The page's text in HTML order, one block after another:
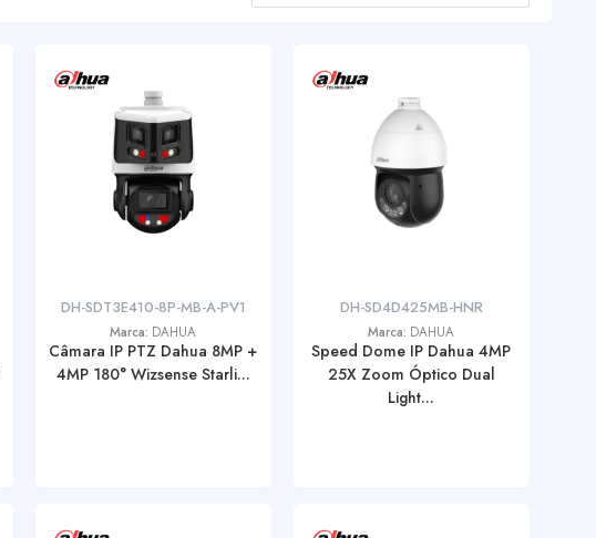
DH-SDT3E410-8P-MB-A-PV1
Marca: DAHUA
Câmara IP PTZ Dahua 8MP +
4MP 180° Wizsense Starli...
DH-SD4D425MB-HNR
Marca: DAHUA
Speed Dome IP Dahua 4MP
25X Zoom Óptico Dual
Light...